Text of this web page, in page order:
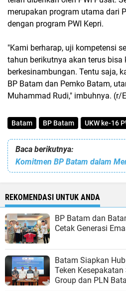
merupakan program utama dari
dengan program PWI Kepri.
"Kami berharap, uji kompetensi
tahun berikutnya akan terus bisa
berkesinambungan. Tentu saja,
BP Batam dan Pemko Batam,
Muhammad Rudi," imbuhnya. (r/
Batam BP Batam UKW ke-16
Baca berikutnya:
REKOMENDASI UNTUK ANDA
BP Batam dan
Cetak Generasi
Batam Siapkan
Teken
Group dan PLN